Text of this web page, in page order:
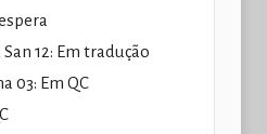
12: Em tradução
03: Em QC